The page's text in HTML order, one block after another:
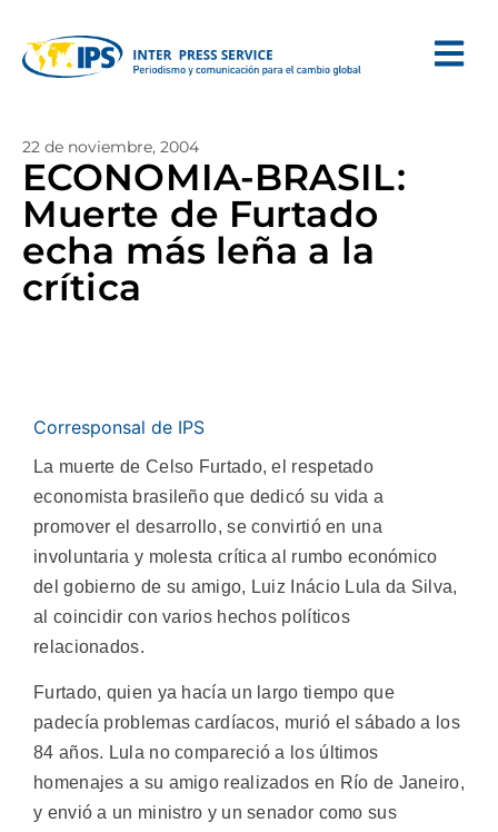
22 de noviembre, 2004
ECONOMIA-BRASIL:
Muerte de Furtado
echa más leña a la
crítica
Corresponsal de IPS
La muerte de Celso Furtado, el respetado
economista brasileño que dedicó su vida a
promover el desarrollo, se convirtió en una
involuntaria y molesta crítica al rumbo económico
del gobierno de su amigo, Luiz Inácio Lula da Silva,
al coincidir con varios hechos políticos
relacionados.
Furtado, quien ya hacía un largo tiempo que
padecía problemas cardíacos, murió el sábado a los
84 años. Lula no compareció a los últimos
homenajes a su amigo realizados en Río de Janeiro,
y envió a un ministro y un senador como sus